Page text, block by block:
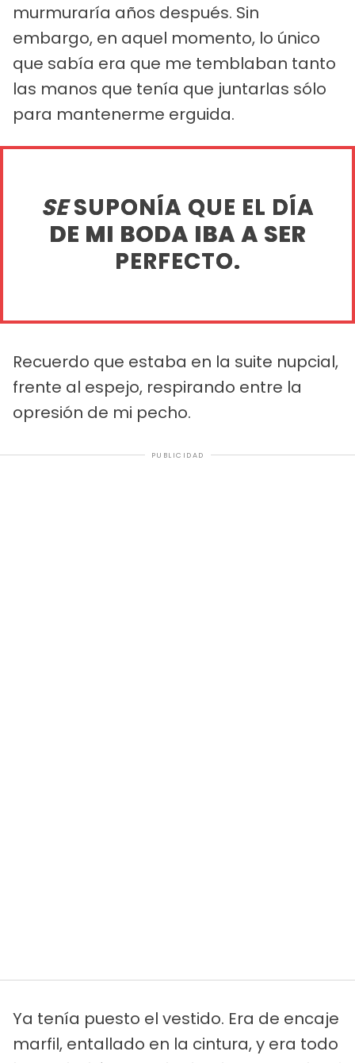
murmuraría años después. Sin
embargo, en aquel momento, lo único
que sabía era que me temblaban tanto
las manos que tenía que juntarlas sólo
para mantenerme erguida.
SESUPONÍA QUE EL DÍA
DE MI BODA IBA A SER
PERFECTO.
Recuerdo que estaba en la suite nupcial,
frente al espejo, respirando entre la
opresión de mi pecho.
PUBLICIDAD
Ya tenía puesto el vestido. Era de encaje
marfil, entallado en la cintura, y era todo